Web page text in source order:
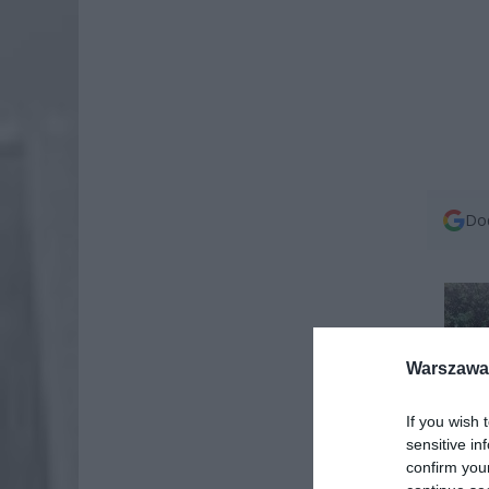
If you wish
sensitive
confirm
Fot.